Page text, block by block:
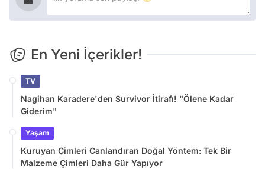
En Yeni İçerikler!
TV
Nagihan Karadere'den Survivor İtirafı! "Ölene Kadar
Giderim"
Yaşam
Kuruyan Çimleri Canlandıran Doğal Yöntem: Tek Bir
Malzeme Çimleri Daha Gür Yapıyor